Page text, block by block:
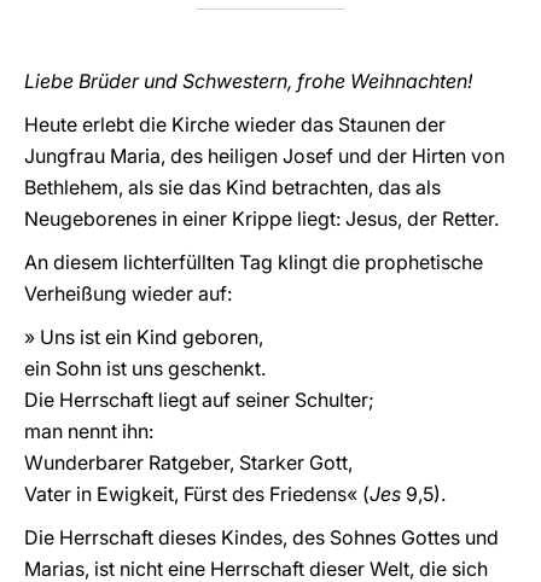
Liebe Brüder und Schwestern, frohe Weihnachten!
Heute erlebt die Kirche wieder das Staunen der
Jungfrau Maria, des heiligen Josef und der Hirten von
Bethlehem, als sie das Kind betrachten, das als
Neugeborenes in einer Krippe liegt: Jesus, der Retter.
An diesem lichterfüllten Tag klingt die prophetische
Verheißung wieder auf:
» Uns ist ein Kind geboren,
ein Sohn ist uns geschenkt.
Die Herrschaft liegt auf seiner Schulter;
man nennt ihn:
Wunderbarer Ratgeber, Starker Gott,
Vater in Ewigkeit, Fürst des Friedens« (Jes 9,5).
Die Herrschaft dieses Kindes, des Sohnes Gottes und
Marias, ist nicht eine Herrschaft dieser Welt, die sich